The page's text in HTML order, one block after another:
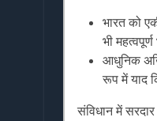
भारत को
भी
आधुनिक
रूप में याद
संविधान में